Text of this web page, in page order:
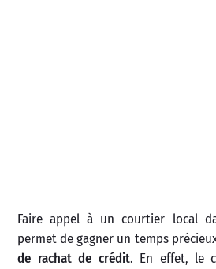
Faire appel à un courtier local
permet de gagner un temps
de rachat de crédit. En effet, le